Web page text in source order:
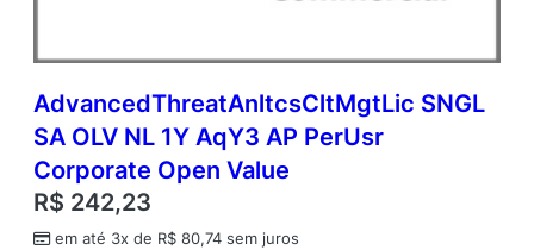
AdvancedThreatAnltcsCltMgtLic SNGL
SA OLV NL 1Y AqY3 AP PerUsr
Corporate Open Value
R$ 242,23
em até 3x de R$ 80,74 sem juros